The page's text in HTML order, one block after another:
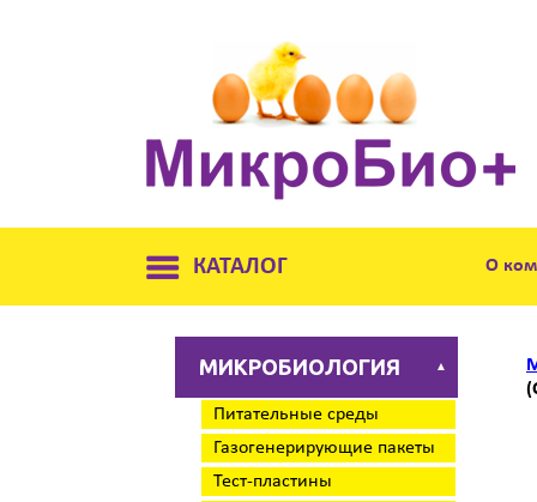
КАТАЛОГ О
МИКРОБИОЛОГИЯ ▲
Питательные среды
Газогенерирующие пакеты
Тест-пластины